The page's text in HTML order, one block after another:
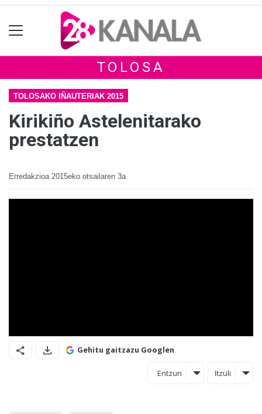
TOLOSA
TOLOSAKO IÑAUTERIAK 2015
Kirikiño Astelenitarako
prestatzen
Erredakzioa 2015eko otsailaren 3a
Gehitu gaitzazu Googlen
Entzun Itzuli